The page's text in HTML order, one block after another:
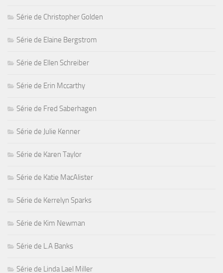
Série de Christopher Golden
Série de Elaine Bergstrom
Série de Ellen Schreiber
Série de Erin Mccarthy
Série de Fred Saberhagen
Série de Julie Kenner
Série de Karen Taylor
Série de Katie MacAlister
Série de Kerrelyn Sparks
Série de Kim Newman
Série de L.A Banks
Série de Linda Lael Miller